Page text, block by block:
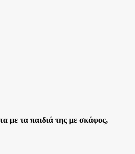
με τα παιδιά της με σκάφος,